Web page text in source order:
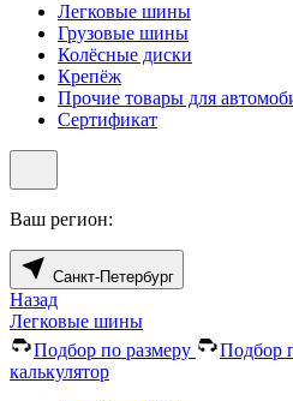
Легковые шины
Грузовые шины
Колёсные диски
Крепёж
Прочие товары для
Сертификат
Ваш регион:
Санкт-Петербург
Назад
Легковые шины
Подбор по размеру
Подбор
калькулятор